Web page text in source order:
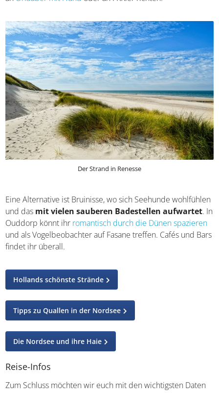
mal an Aktive, mal anUrlauber mit Hundoder an FKKler
richten.
Der Strand in Renesse
Eine Alternative ist Bruinisse, wo sich Seehunde
wohlfühlen und das
Dünen spazierenund als Vogelbeobachter auf Fasane
treffen. Cafés und Bars findet ihr überall.
Tipps zu Quallen in der Nordsee
Die Nordsee und ihre Haie